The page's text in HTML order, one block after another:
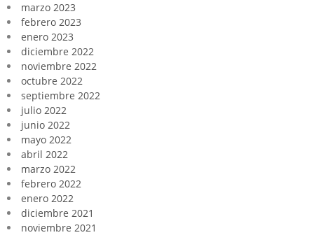
marzo 2023
febrero 2023
enero 2023
diciembre 2022
noviembre 2022
octubre 2022
septiembre 2022
julio 2022
junio 2022
mayo 2022
abril 2022
marzo 2022
febrero 2022
enero 2022
diciembre 2021
noviembre 2021